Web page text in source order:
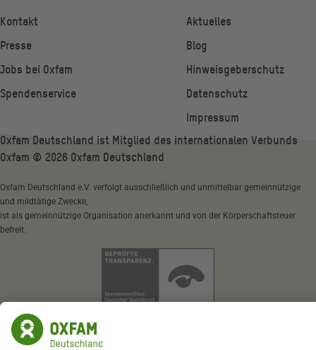
Kontakt
Presse
Jobs bei Oxfam
Spendenservice
Aktuelles
Blog
Hinweisgeberschutz
Datenschutz
Impressum
Oxfam Deutschland ist Mitglied des internationalen Verbunds
Oxfam © 2026 Oxfam Deutschland
Oxfam Deutschland e.V. verfolgt ausschließlich und unmittelbar gemeinnützige
und mildtätige Zwecke,
ist als gemeinnützige Organisation anerkannt und von der Körperschaftsteuer
befreit.